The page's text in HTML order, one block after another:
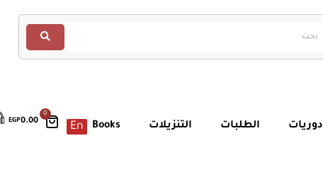
دوريات الطلبات التنزيلات Books
En
0
EGP0.00